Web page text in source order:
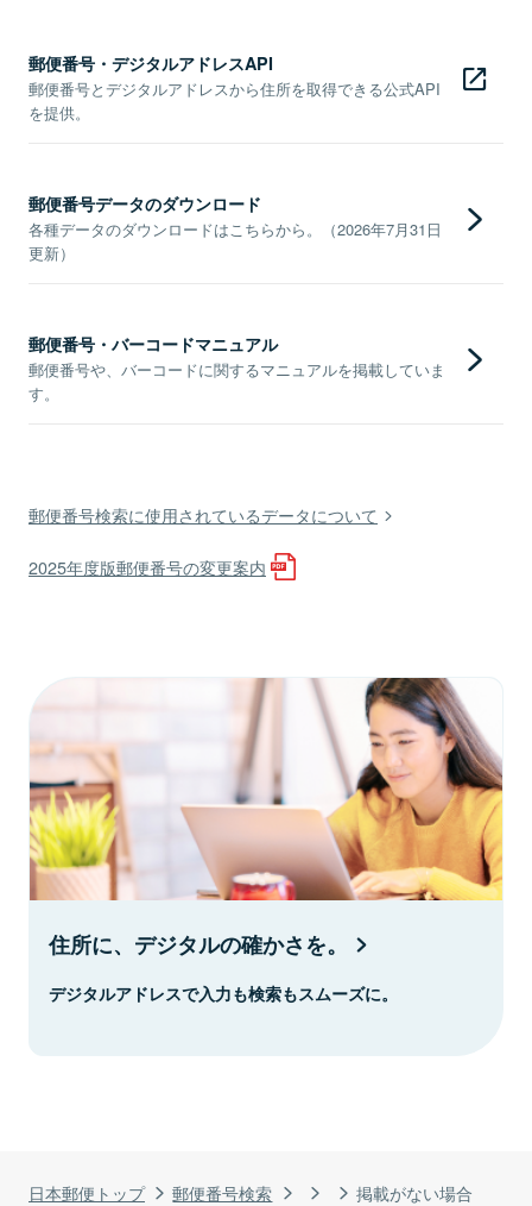
日本郵便トップ 郵便番号検索 掲載がない場合
郵便番号・デジタルアドレスAPI
郵便番号とデジタルアドレスから住所を取得できる公式API
を提供。
郵便番号データのダウンロード
各種データのダウンロードはこちらから。（2026年7月31日
更新）
郵便番号・バーコードマニュアル
郵便番号や、バーコードに関するマニュアルを掲載していま
す。
郵便番号検索に使用されているデータについて
2025年度版郵便番号の変更案内
住所に、デジタルの確かさを。
デジタルアドレスで入力も検索もスムーズに。